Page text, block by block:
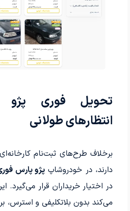
تحویل فوری پژو
انتظارهای طولانی
برخلاف طرح‌های ثبت‌نام
دارند، در خودروشاپ پژو پارس
در اختیار خریداران قرار
می‌کند بدون بلاتکلیفی و استرس،